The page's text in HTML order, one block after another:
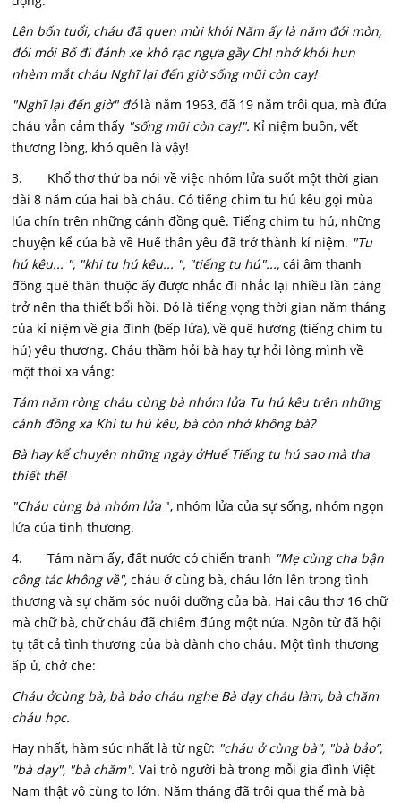
Lên bốn tuổi, cháu đã quen mùi khói Năm ấy là năm đói mòn,
đói mỏi Bố đi đánh xe khô rạc ngựa gầy Ch! nhớ khói hun
nhèm mắt cháu Nghĩ lại đến giờ sống mũi còn cay!
"Nghĩ lại đến giờ" đólà năm 1963, đã 19 năm trôi qua, mà đứa
cháu vẫn cảm thấy "sống mũi còn cay!". Kỉ niệm buồn, vết
thương lòng, khó quên là vậy!
3. Khổ thơ thứ ba nói về việc nhóm lửa suốt một thời gian
dài 8 năm của hai bà cháu. Có tiếng chim tu hú kêu gọi mùa
lúa chín trên những cánh đồng quê. Tiếng chim tu hú, những
chuyện kể của bà về Huế thân yêu đã trở thành kỉ niệm. "Tu
hú kêu... ", "khi tu hú kêu... ", "tiếng tu hú"..., cái âm thanh
đồng quê thân thuộc ấy được nhắc đi nhắc lại nhiều lần càng
trở nên tha thiết bổi hồi. Đó là tiếng vọng thời gian năm tháng
của kỉ niệm về gia đình (bếp lửa), về quê hương (tiếng chim tu
hú) yêu thương. Cháu thầm hỏi bà hay tự hỏi lòng mình về
một thòi xa vắng:
Tám năm ròng cháu cùng bà nhóm lửa Tu hú kêu trên những
cánh đồng xa Khi tu hú kêu, bà còn nhớ không bà?
Bà hay kể chuyên những ngày ởHuế Tiếng tu hú sao mà tha
thiết thế!
"Cháu cùng bà nhóm lửa ", nhóm lửa của sự sống, nhóm ngọn
lửa của tình thương.
4. Tám năm ấy, đất nước có chiến tranh "Mẹ cùng cha bận
công tác không về",cháu ở cùng bà, cháu lớn lên trong tình
thương và sự chăm sóc nuôi dưỡng của bà. Hai câu thơ 16 chữ
mà chữ bà, chữ cháu đã chiếm đúng một nửa. Ngôn từ đã hội
tụ tất cả tình thương của bà dành cho cháu. Một tình thương
ấp ủ, chở che:
Cháu ởcùng bà, bà bảo cháu nghe Bà dạy cháu làm, bà chăm
cháu học.
Hay nhất, hàm súc nhất là từ ngữ: "cháu ở cùng bà", "bà bảo”,
"bà dạy", "bà chăm". Vai trò người bà trong mỗi gia đình Việt
Nam thật vô cùng to lớn. Năm tháng đã trôi qua thế mà bà